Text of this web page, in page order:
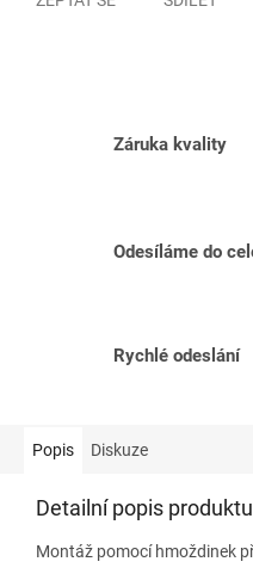
Záruka kvality
Odesíláme do
Rychlé odeslání
Popis Diskuze
Detailní popis produktu
Montáž pomocí hmoždinek